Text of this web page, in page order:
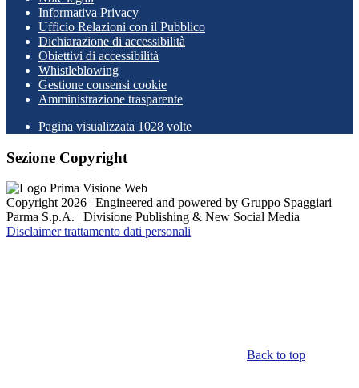
Informativa Privacy
Ufficio Relazioni con il Pubblico
Dichiarazione di accessibilità
Obiettivi di accessibilità
Whistleblowing
Gestione consensi cookie
Amministrazione trasparente
Pagina visualizzata 1028 volte
Sezione Copyright
Copyright 2026 | Engineered and powered by Gruppo Spaggiari
Parma S.p.A. | Divisione Publishing & New Social Media
Disclaimer trattamento dati personali
Back to top